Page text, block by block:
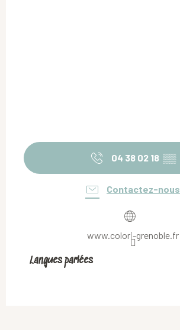
04 38 02 18 ▒▒
Contactez-nous
www.colori-grenoble.fr
Langues parlées
Langues parlées